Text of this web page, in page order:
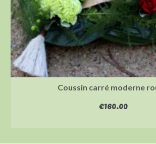
Coussin carré moderne
€160.00